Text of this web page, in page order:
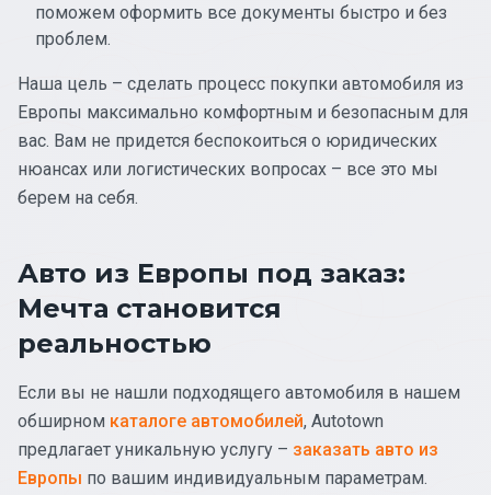
поможем оформить все документы быстро и без
проблем.
Наша цель – сделать процесс покупки автомобиля из
Европы максимально комфортным и безопасным для
вас. Вам не придется беспокоиться о юридических
нюансах или логистических вопросах – все это мы
берем на себя.
Авто из Европы под заказ:
Мечта становится
реальностью
Если вы не нашли подходящего автомобиля в нашем
обширном каталоге автомобилей, Autotown
предлагает уникальную услугу – заказать авто из
Европы по вашим индивидуальным параметрам.